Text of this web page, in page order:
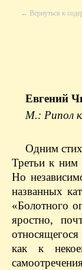
← Вернуться к
Евгений
М.: Рипол
Одним
Третьи к
Но
названных
«Болотного
яростно,
как к